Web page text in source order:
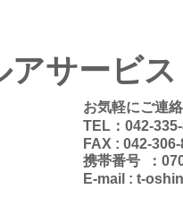
アサービス
お気軽にご連
TEL：042-
FAX : 042-
携帯番号 ：
E-mail : t-